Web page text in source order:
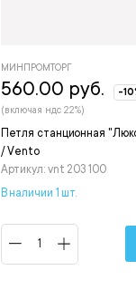
Петля станционная
/ Vento
Артикул: vnt 203 100
МИНПРОМТОРГ
560.00 руб.
-
(включая ндс 22%)
В наличии 1 шт.